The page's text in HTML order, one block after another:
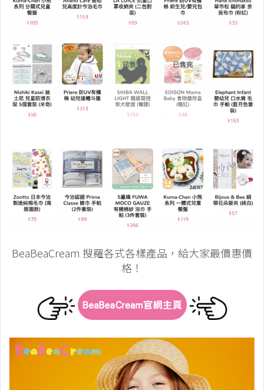
BeaBeaCream 搜羅各式各樣產品，給大家最價惠價
格！